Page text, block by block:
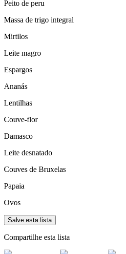
Peito de peru
Massa de trigo integral
Mirtilos
Leite magro
Espargos
Ananás
Lentilhas
Couve-flor
Damasco
Leite desnatado
Couves de Bruxelas
Papaia
Ovos
Salve esta lista
Compartilhe esta lista